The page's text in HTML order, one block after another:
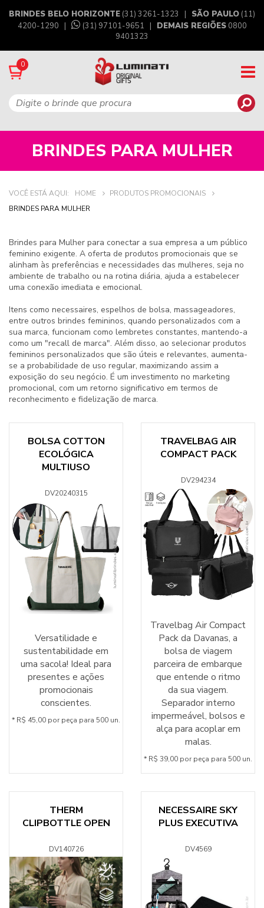
BRINDES BELO HORIZONTE (31) 3261-1323 | SÃO PAULO (11)
4200-1290 |
(31) 97101-9651 | DEMAIS REGIÕES0800
9401323
0
BRINDES PARA MULHER
VOCÊ ESTÁ AQUI: HOME
PRODUTOS PROMOCIONAIS
BRINDES PARA MULHER
Brindes para Mulher para conectar a sua empresa a um público
feminino exigente. A oferta de produtos promocionais que se
alinham às preferências e necessidades das mulheres, seja no
ambiente de trabalho ou na rotina diária, ajuda a estabelecer
uma conexão imediata e emocional.
Itens como necessaires, espelhos de bolsa, massageadores,
entre outros brindes femininos, quando personalizados com a
sua marca, funcionam como lembretes constantes, mantendo-a
como um "recall de marca". Além disso, ao selecionar produtos
femininos personalizados que são úteis e relevantes, aumenta-
se a probabilidade de uso regular, maximizando assim a
exposição do seu negócio. É um investimento no marketing
promocional, com um retorno significativo em termos de
reconhecimento e fidelização de marca.
BOLSA COTTON
ECOLÓGICA
MULTIUSO
DV20240315
Versatilidade e
sustentabilidade em
uma sacola! Ideal para
presentes e ações
promocionais
conscientes.
* R$ 45,00 por peça para 500 un.
TRAVELBAG AIR
COMPACT PACK
DV294234
Travelbag Air Compact
Pack da Davanas, a
bolsa de viagem
parceira de embarque
que entende o ritmo
da sua viagem.
Separador interno
impermeável, bolsos e
alça para acoplar em
malas.
* R$ 39,00 por peça para 500 un.
THERM
CLIPBOTTLE OPEN
DV140726
NECESSAIRE SKY
PLUS EXECUTIVA
DV4569